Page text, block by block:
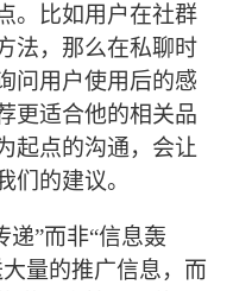
。比如用户在社群
法，那么在私聊时
问用户使用后的感
更适合他的相关品
起点的沟通，会让
们的建议。
递”而非“信息轰
量的推广信息，而